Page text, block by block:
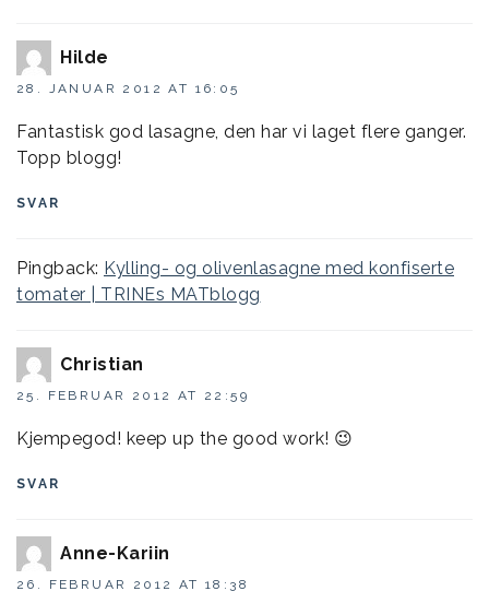
Hilde
28. JANUAR 2012 AT 16:05
Fantastisk god lasagne, den har vi laget flere ganger.
Topp blogg!
SVAR
Pingback: Kylling- og olivenlasagne med konfiserte
tomater | TRINEs MATblogg
Christian
25. FEBRUAR 2012 AT 22:59
Kjempegod! keep up the good work! 😉
SVAR
Anne-Kariin
26. FEBRUAR 2012 AT 18:38